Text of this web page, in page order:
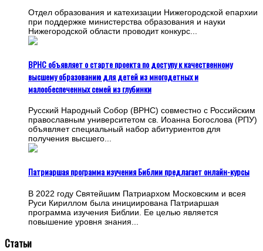
Отдел образования и катехизации Нижегородской епархии
при поддержке министерства образования и науки
Нижегородской области проводит конкурс...
ВРНС объявляет о старте проекта по доступу к качественному
высшему образованию для детей из многодетных и
малообеспеченных семей из глубинки
Русский Народный Собор (ВРНС) совместно с Российским
православным университетом св. Иоанна Богослова (РПУ)
объявляет специальный набор абитуриентов для
получения высшего...
Патриаршая программа изучения Библии предлагает онлайн-курсы
В 2022 году Святейшим Патриархом Московским и всея
Руси Кириллом была инициирована Патриаршая
программа изучения Библии. Ее целью является
повышение уровня знания...
Статьи